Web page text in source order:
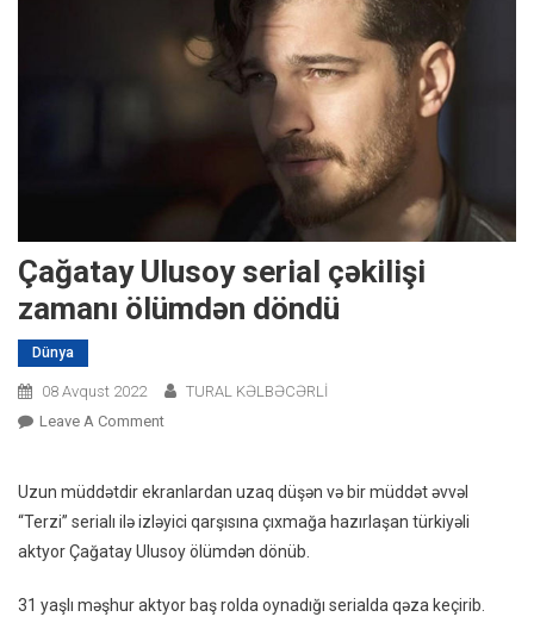
Çağatay Ulusoy serial çəkilişi
zamanı ölümdən döndü
Dünya
08 Avqust 2022
TURAL KƏLBƏCƏRLİ
Leave A CommentOn
Serial
Çəkilişi
Zamanı
Döndü
Uzun müddətdir ekranlardan uzaq düşən və bir müddət əvvəl
“Terzi” serialı ilə izləyici qarşısına çıxmağa hazırlaşan türkiyəli
aktyor Çağatay Ulusoy ölümdən dönüb.
31 yaşlı məşhur aktyor baş rolda oynadığı serialda qəza keçirib.